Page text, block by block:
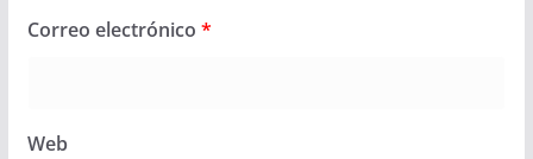
Correo electrónico *
Web